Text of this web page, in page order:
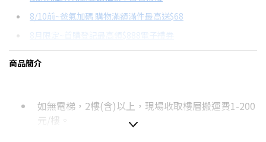
分期數
24期
每期金額 配合銀行/業者
8/10前~爸氣加碼 購物滿額滿件最高送$68
8月限定~首購登記最高領$888電子禮券
台灣大哥大Open Possible聯名卡滿額最高回饋25%
冷氣挑選教學→點我看達人教你買
商品簡介
如無電梯，2樓(含)以上，現場收取樓層搬運費1-200
元/樓。